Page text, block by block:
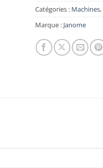
Catégories : Machines,
Marque : Janome